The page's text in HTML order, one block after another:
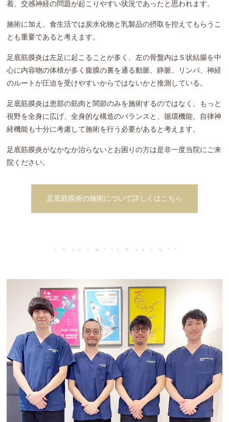
着、交感神経の問題が起こりやすい状況であったと思われます。
施術に加え、食生活では炭水化物と乳製品の摂取を控えてもらうこ
とも重要であると考えます。
足底筋膜炎は左足に起こることが多く、左の骨盤内はＳ状結腸を中
心に内容物の体積が多く腹膜の裏を通る動脈、静脈、リンパ、神経
のルートが圧迫を受けやすいからではないかと推測している。
足底筋膜炎は患部の筋肉と関節のみを施術するのではなく、もっと
視野を全身に広げ、全身的な構造のバランスと、循環機能、自律神
経機能も十分に考慮して施術を行う必要があると考えます。
足底筋膜炎がなかなか治らないとお困りの方は是非一度当院にご来
院ください。
足底筋膜炎の施術について詳しくはこちら